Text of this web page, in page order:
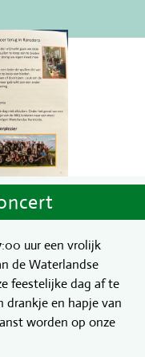
uur een vrolijk
de Waterlandse
feestelijke dag af te
en hapje van
worden op onze